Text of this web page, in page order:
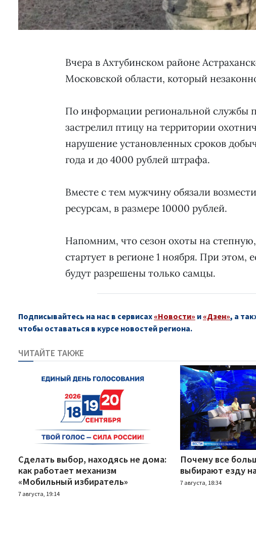
Вчера в Ахтубинском районе
Московской области, который
По информации региональной службы
застрелил птицу на территории
нарушение установленных сроков
года и до 4000 рублей штрафа.
Вместе с тем мужчину обязали
ресурсам, в размере 10000 рублей.
Напомним, что сезон охоты на
стартует в регионе 1 ноября. При этом,
будут разрешены только самцы.
Подписывайтесь на нас в сервисах «Новости» и «Дзен», а
чтобы оставаться в курсе новостей региона.
ЧИТАЙТЕ ТАКЖЕ
Сделать выбор, находясь не дома:
как работает механизм
«Мобильный избиратель»
7 августа, 19:14
Почему все
выбирают езду
7 августа, 18:34